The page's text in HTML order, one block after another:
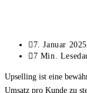
Beitrag
zuletzt
am:
7. Januar 2025
Lesedauer:
7 Min.
Upselling ist eine
Umsatz pro Kunde zu